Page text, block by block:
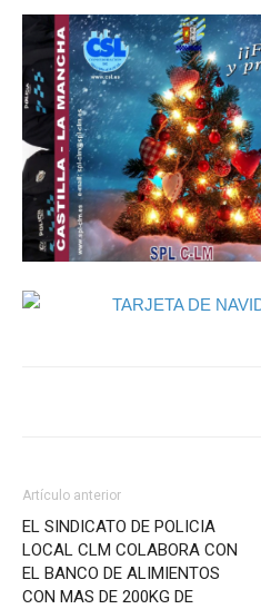
Artículo anterior
EL SINDICATO DE POLICIA
LOCAL CLM COLABORA CON
EL BANCO DE ALIMIENTOS
CON MAS DE 200KG DE